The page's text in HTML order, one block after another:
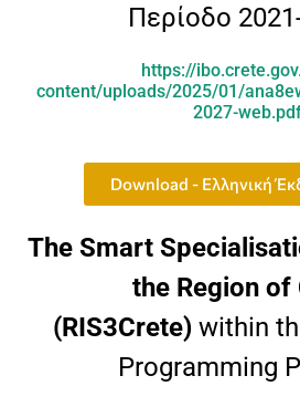
Περίοδο
https://
content/uploads/2025/01/
2027-
Download - Ελληνική
The Smart
the Region of
(RIS3Crete) within
Programming